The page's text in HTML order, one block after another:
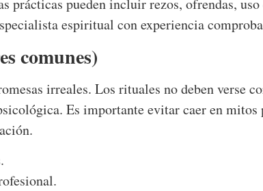
prácticas pueden incluir rezos, ofrendas,
espiritual con experiencia
comunes)
irreales. Los rituales no deben verse
Es importante evitar caer en mitos